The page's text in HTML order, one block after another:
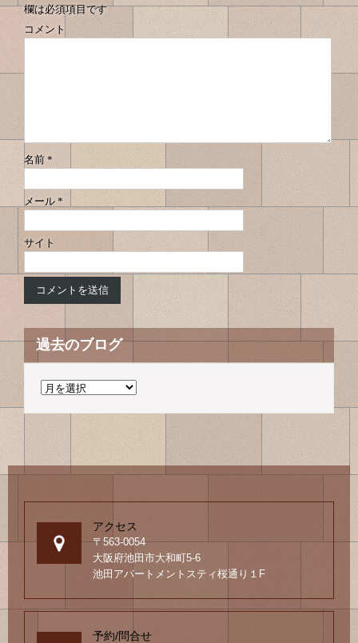
欄は必須項目です
コメント
名前 *
メール *
サイト
過去のブログ
過
の
ロ
グ
アクセス
〒563-0054
大阪府池田市大和町5-6
池田アパートメントスティ桜通り１F
予約/問合せ